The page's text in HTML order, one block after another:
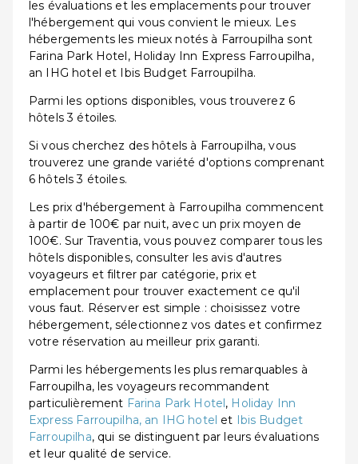
les évaluations et les emplacements pour trouver
l'hébergement qui vous convient le mieux. Les
hébergements les mieux notés à Farroupilha sont
Farina Park Hotel, Holiday Inn Express Farroupilha,
an IHG hotel et Ibis Budget Farroupilha.
Parmi les options disponibles, vous trouverez 6
hôtels 3 étoiles.
Si vous cherchez des hôtels à Farroupilha, vous
trouverez une grande variété d'options comprenant
6 hôtels 3 étoiles.
Les prix d'hébergement à Farroupilha commencent
à partir de 100€ par nuit, avec un prix moyen de
100€. Sur Traventia, vous pouvez comparer tous les
hôtels disponibles, consulter les avis d'autres
voyageurs et filtrer par catégorie, prix et
emplacement pour trouver exactement ce qu'il
vous faut. Réserver est simple : choisissez votre
hébergement, sélectionnez vos dates et confirmez
votre réservation au meilleur prix garanti.
Parmi les hébergements les plus remarquables à
Farroupilha, les voyageurs recommandent
particulièrement Farina Park Hotel, Holiday Inn
Express Farroupilha, an IHG hotel et Ibis Budget
Farroupilha, qui se distinguent par leurs évaluations
et leur qualité de service.